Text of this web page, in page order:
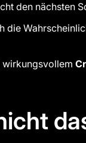
den nächsten
wirkungsvollem